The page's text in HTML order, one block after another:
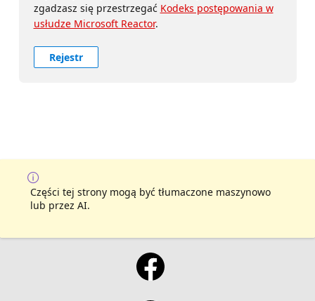
zgadzasz się przestrzegać Kodeks postępowania w
usłudze Microsoft Reactor.
Rejestr
Części tej strony mogą być tłumaczone maszynowo
lub przez AI.